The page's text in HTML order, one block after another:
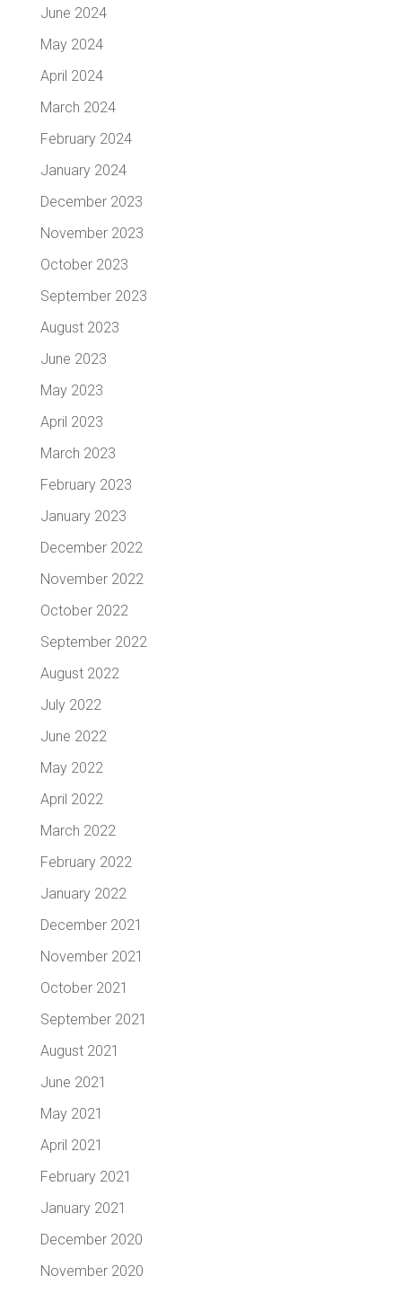
June 2024
May 2024
April 2024
March 2024
February 2024
January 2024
December 2023
November 2023
October 2023
September 2023
August 2023
June 2023
May 2023
April 2023
March 2023
February 2023
January 2023
December 2022
November 2022
October 2022
September 2022
August 2022
July 2022
June 2022
May 2022
April 2022
March 2022
February 2022
January 2022
December 2021
November 2021
October 2021
September 2021
August 2021
June 2021
May 2021
April 2021
February 2021
January 2021
December 2020
November 2020